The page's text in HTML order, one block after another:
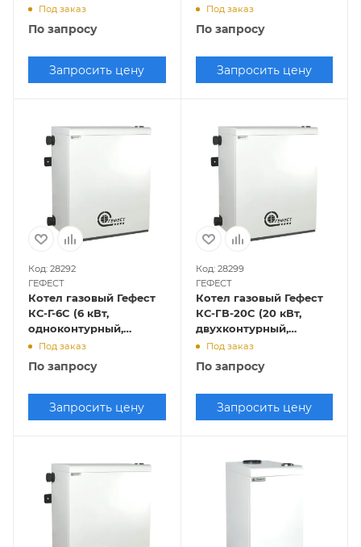
закрытая камера
сгорания)
Под заказ
По запросу
Запросить цену
закрытая камера
сгорания)
Под заказ
По запросу
Запросить цену
Код: 28292
ГЕФЕСТ
Котел газовый Гефест
КС-Г-6C (6 кВт,
одноконтурный,
закрытая камера
Под заказ
По запросу
Запросить цену
Код: 28299
ГЕФЕСТ
Котел газовый Гефест
КС-ГВ-20C (20 кВт,
двухконтурный,
закрытая камера
Под заказ
По запросу
Запросить цену